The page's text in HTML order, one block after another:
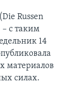
Russen
с таким
14
материалов
силах.